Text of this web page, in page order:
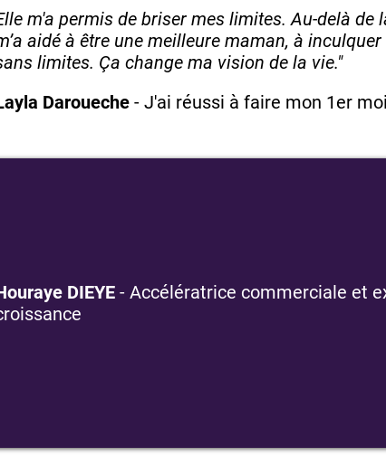
m'a permis de briser mes limites. Au-delà de
aidé à être une meilleure maman, à
limites. Ça change ma vision de la vie."
Daroueche - J'ai réussi à faire mon 1er
DIEYE - Accélératrice commerciale et